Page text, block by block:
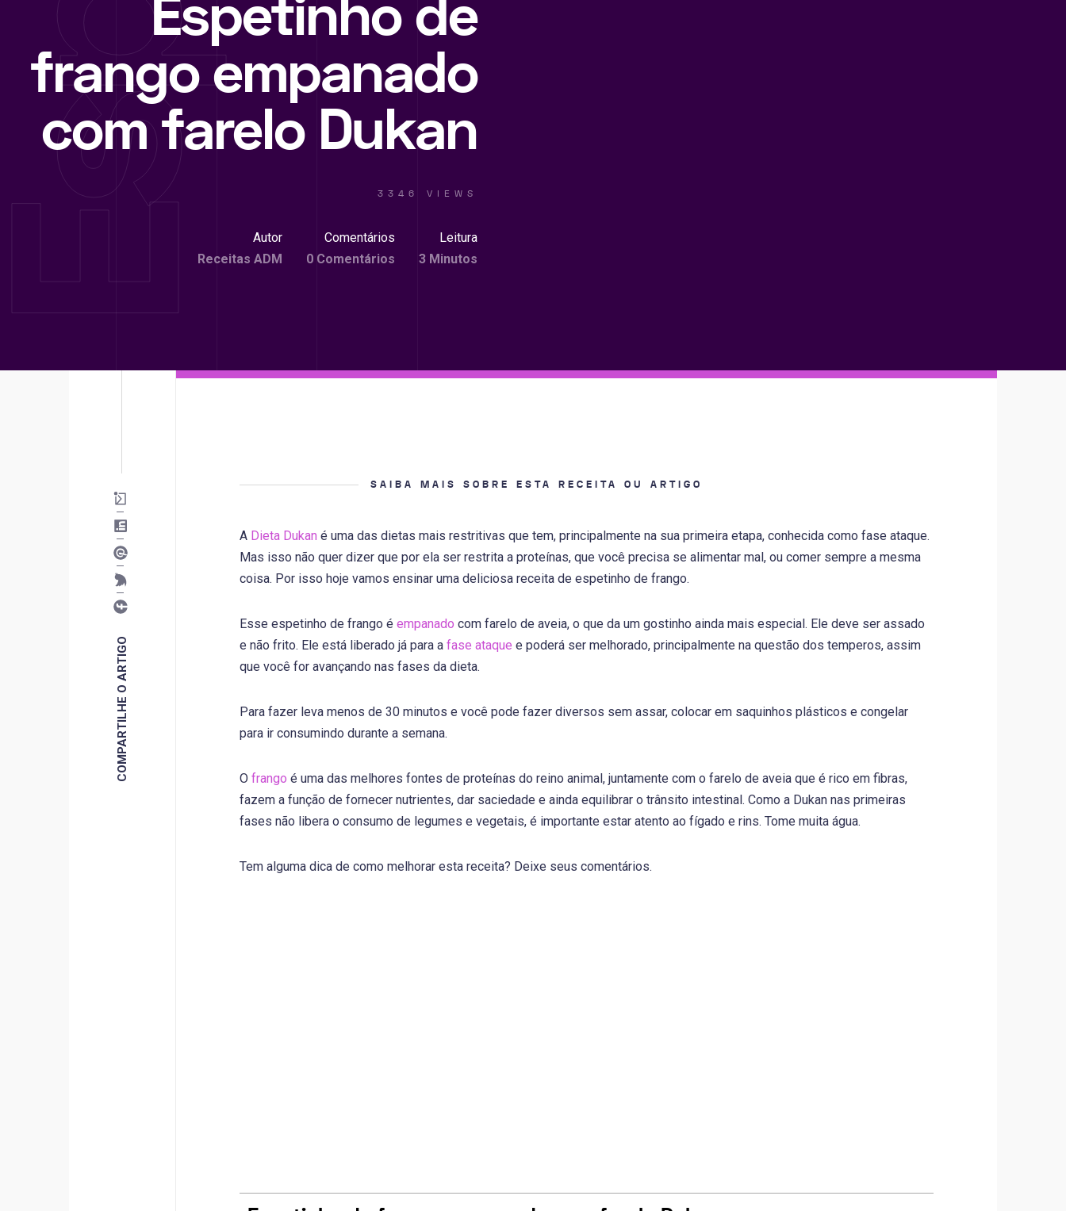
Espetinho de
frango empanado
com farelo Dukan
3346 VIEWS
Autor
Receitas ADM
Comentários
0 Comentários
Leitura
3 Minutos
COMPARTILHE O ARTIGO
SAIBA MAIS SOBRE ESTA RECEITA OU ARTIGO
A Dieta Dukan é uma das dietas mais restritivas que tem, principalmente na sua primeira etapa, conhecida como fase ataque.
Mas isso não quer dizer que por ela ser restrita a proteínas, que você precisa se alimentar mal, ou comer sempre a mesma
coisa. Por isso hoje vamos ensinar uma deliciosa receita de espetinho de frango.
Esse espetinho de frango é empanado com farelo de aveia, o que da um gostinho ainda mais especial. Ele deve ser assado
e não frito. Ele está liberado já para a fase ataque e poderá ser melhorado, principalmente na questão dos temperos, assim
que você for avançando nas fases da dieta.
Para fazer leva menos de 30 minutos e você pode fazer diversos sem assar, colocar em saquinhos plásticos e congelar
para ir consumindo durante a semana.
O frango é uma das melhores fontes de proteínas do reino animal, juntamente com o farelo de aveia que é rico em fibras,
fazem a função de fornecer nutrientes, dar saciedade e ainda equilibrar o trânsito intestinal. Como a Dukan nas primeiras
fases não libera o consumo de legumes e vegetais, é importante estar atento ao fígado e rins. Tome muita água.
Tem alguma dica de como melhorar esta receita? Deixe seus comentários.